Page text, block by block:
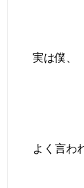
実は僕、
よく言わ